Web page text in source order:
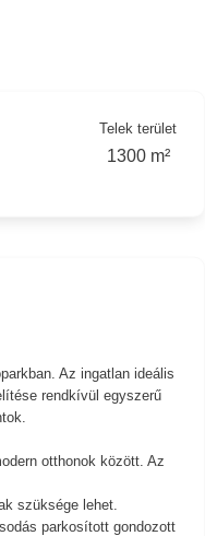
Telek terület
1300 m²
Az ingatlan ideális
rendkívül egyszerű
otthonok között. Az
szüksége lehet.
parkosított gondozott